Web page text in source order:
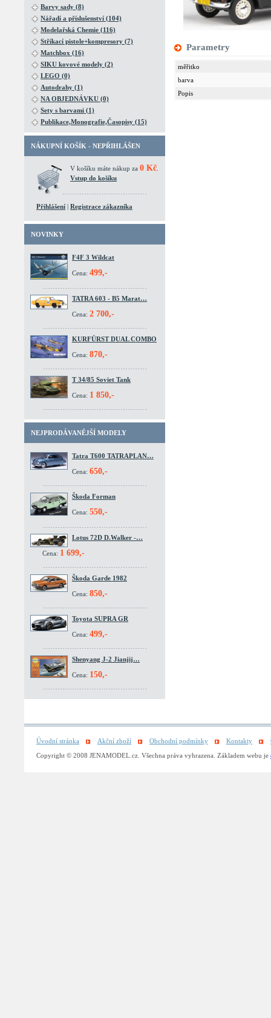
Barvy sady (8)
Nářadí a příslušenství (104)
Modelařská Chemie (116)
Stříkací pistole+kompresory (7)
Matchbox (16)
SIKU kovové modely (2)
LEGO (0)
Autodrahy (1)
NA OBJEDNÁVKU (0)
Sety s barvami (1)
Publikace,Monografie,Časopisy (15)
NÁKUPNÍ KOŠÍK - NEPŘIHLÁŠEN
V košíku máte nákup za 0 Kč
Vstup do košíku
Přihlášení | Registrace zákazníka
NOVINKY
F4F 3 Wildcat
Cena: 499,-
TATRA 603 - B5 Marat…
Cena: 2 700,-
KURFÜRST DUAL COMBO
Cena: 870,-
T 34/85 Soviet Tank
Cena: 1 850,-
NEJPRODÁVANĚJŠÍ MODELY
Tatra T600 TATRAPLAN…
Cena: 650,-
Škoda Forman
Cena: 550,-
Lotus 72D D.Walker -…
Cena: 1 699,-
Škoda Garde 1982
Cena: 850,-
Toyota SUPRA GR
Cena: 499,-
Shenyang J-2 Jianjij…
Cena: 150,-
Parametry
měřitko
barva
Popis
Úvodní stránka Akční zboží Obchodní podmínky Kontakty
Copyright © 2008 JENAMODEL.cz. Všechna práva vyhrazena. Základem webu je